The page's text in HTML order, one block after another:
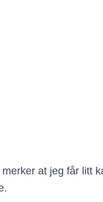
at jeg får litt